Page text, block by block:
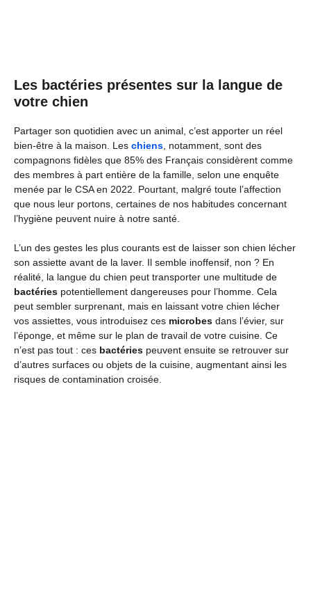
Les bactéries présentes sur la langue de
votre chien
Partager son quotidien avec un animal, c’est apporter un réel
bien-être à la maison. Les chiens , notamment, sont des
compagnons fidèles que 85% des Français considèrent comme
des membres à part entière de la famille, selon une enquête
menée par le CSA en 2022. Pourtant, malgré toute l’affection
que nous leur portons, certaines de nos habitudes concernant
l’hygiène peuvent nuire à notre santé.
L’un des gestes les plus courants est de laisser son chien lécher
son assiette avant de la laver. Il semble inoffensif, non ? En
réalité, la langue du chien peut transporter une multitude de
bactéries potentiellement dangereuses pour l’homme. Cela
peut sembler surprenant, mais en laissant votre chien lécher
vos assiettes, vous introduisez ces microbes dans l’évier, sur
l’éponge, et même sur le plan de travail de votre cuisine. Ce
n’est pas tout : ces bactéries peuvent ensuite se retrouver sur
d’autres surfaces ou objets de la cuisine, augmentant ainsi les
risques de contamination croisée.